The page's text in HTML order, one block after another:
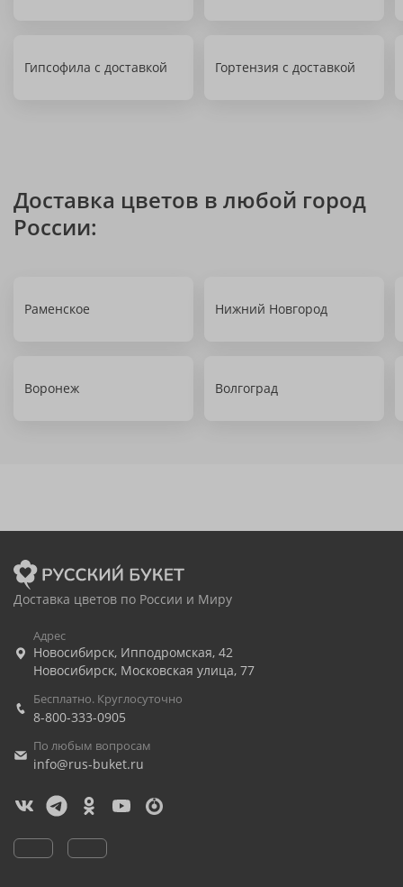
Гипсофила с доставкой Гортензия с доставкой
Доставка цветов в любой город
России:
Раменское Нижний Новгород
Воронеж Волгоград
Доставка цветов по России и Миру
Адрес
Новосибирск, Ипподромская, 42
Новосибирск, Московская улица, 77
Бесплатно. Круглосуточно
8-800-333-0905
По любым вопросам
info@rus-buket.ru